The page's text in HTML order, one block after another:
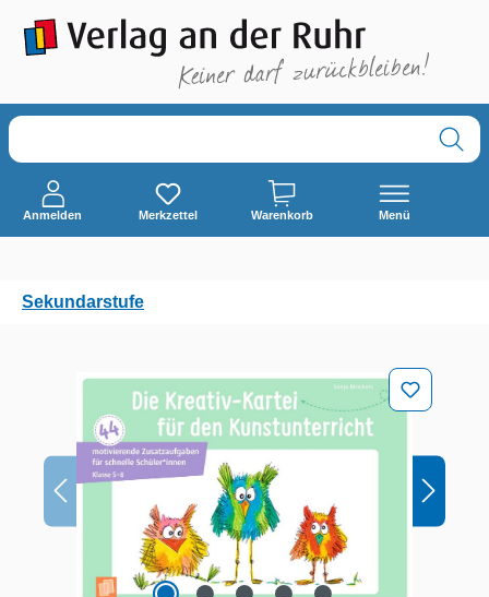
springen
Anmelden Merkzettel Warenkorb Menü
Sekundarstufe
Bildergalerie überspringen